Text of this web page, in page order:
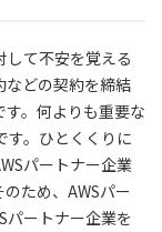
て不安を覚える
などの契約を締結
。何よりも重要な
す。ひとくくりに
パートナー企業
ため、AWSパー
パートナー企業を